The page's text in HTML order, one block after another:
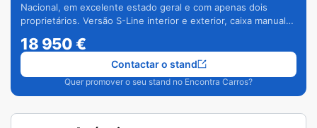
Nacional, em excelente estado geral e com apenas dois
proprietários. Versão S-Line interior e exterior, caixa manual
18 950€
Quer promover o seu stand no Encontra Carros?
Contactar o stand